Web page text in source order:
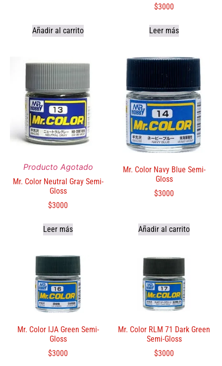
Añadir al carrito
$3000
Leer más
Producto Agotado
Mr. Color Neutral Gray Semi-
Gloss
$3000
Leer más
Mr. Color Navy Blue Semi-
Gloss
$3000
Añadir al carrito
Mr. Color IJA Green Semi-
Gloss
$3000
Mr. Color RLM 71 Dark Green
Semi-Gloss
$3000